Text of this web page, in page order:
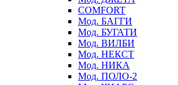
COMFORT
Мод. БАГГИ
Мод. БУГАТИ
Мод. ВИЛБИ
Мод. НЕКСТ
Мод. НИКА
Мод. ПОЛО-2